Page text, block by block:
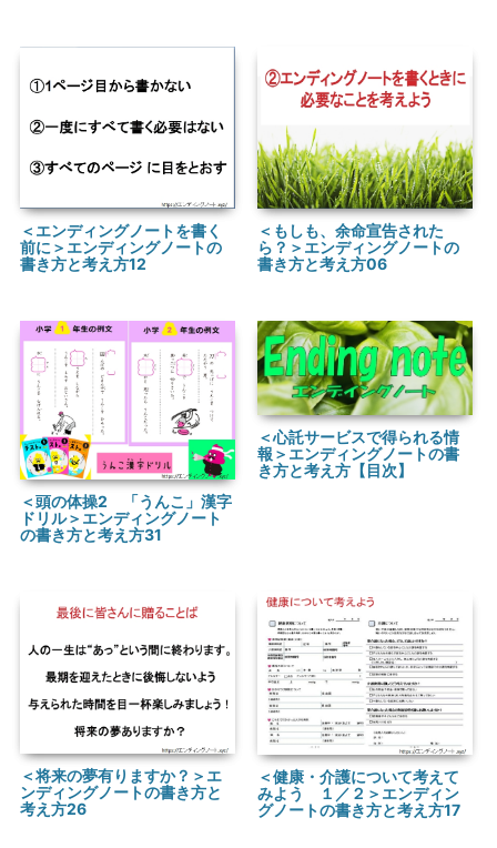
＜エンディングノートを書く
前に＞エンディングノートの
書き方と考え方12
＜もしも、余命宣告された
ら？＞エンディングノートの
書き方と考え方06
＜頭の体操2 「うんこ」漢字
ドリル＞エンディングノート
の書き方と考え方31
＜心託サービスで得られる情
報＞エンディングノートの書
き方と考え方【目次】
＜将来の夢有りますか？＞エ
ンディングノートの書き方と
考え方26
＜健康・介護について考えて
みよう １／２＞エンディン
グノートの書き方と考え方17